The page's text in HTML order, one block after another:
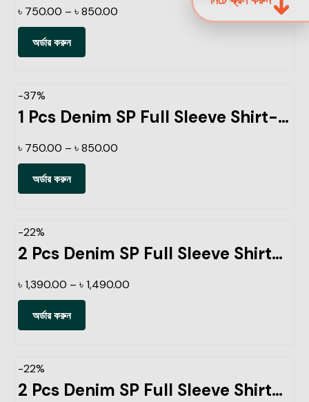
৳ 750.00 – ৳850.00
অর্ডার করুন
-37%
1 Pcs Denim SP Full Sleeve Shirt-Light Sky
৳ 750.00 – ৳850.00
অর্ডার করুন
-22%
2 Pcs Denim SP Full Sleeve Shirt- Black+Navy
৳1,390.00 – ৳1,490.00
অর্ডার করুন
-22%
2 Pcs Denim SP Full Sleeve Shirt- Black+Light Sky